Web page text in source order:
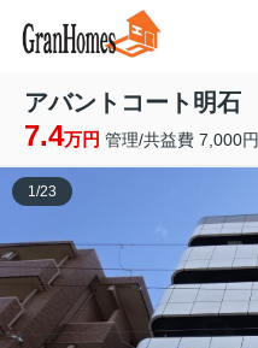
アバントコート明石
7.4万円 管理/共益費 7,000円
1 /23